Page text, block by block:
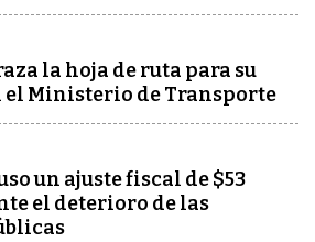
la hoja de ruta para su
el Ministerio de Transporte
un ajuste fiscal de $53
el deterioro de las